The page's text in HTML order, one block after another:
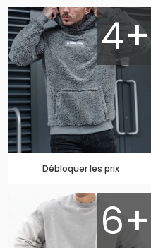
4+
Débloquer les prix
6+